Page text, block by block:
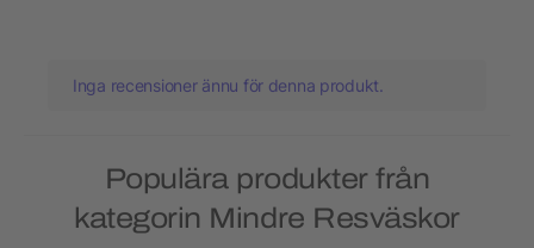
Inga recensioner ännu för denna produkt.
Populära produkter från
kategorin Mindre Resväskor